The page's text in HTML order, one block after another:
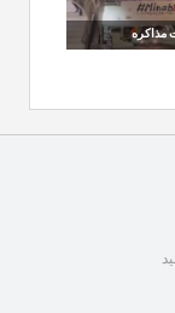
مذاکره